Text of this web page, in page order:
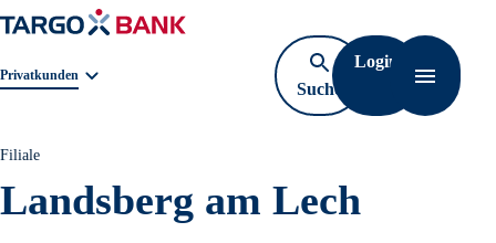
Geschäftsbereichnavigation. Aktuelle Auswahl:
Privatkunden
Suche
öffnen
Login
Filiale
Landsberg am Lech